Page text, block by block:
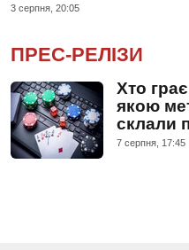
3 серпня, 20:05
ПРЕС-РЕЛІЗИ
Хто
якою
склали
7 серпня, 17:45